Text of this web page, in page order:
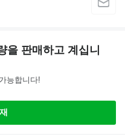
을 판매하고 계십니
능합니다!